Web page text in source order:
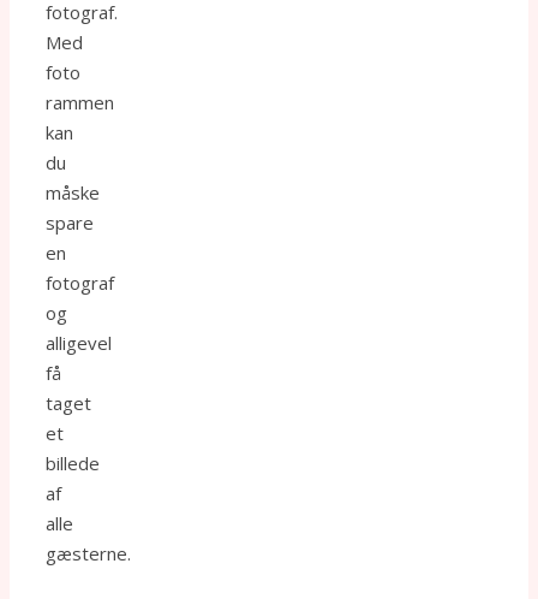
fotograf.
Med
foto
rammen
kan
du
måske
spare
en
fotograf
og
alligevel
få
taget
et
billede
af
alle
gæsterne.